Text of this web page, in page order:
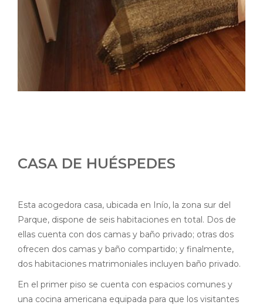
CASA DE HUÉSPEDES
Esta acogedora casa, ubicada en Inío, la zona sur del
Parque, dispone de seis habitaciones en total. Dos de
ellas cuenta con dos camas y baño privado; otras dos
ofrecen dos camas y baño compartido; y finalmente,
dos habitaciones matrimoniales incluyen baño privado.
En el primer piso se cuenta con espacios comunes y
una cocina americana equipada para que los visitantes